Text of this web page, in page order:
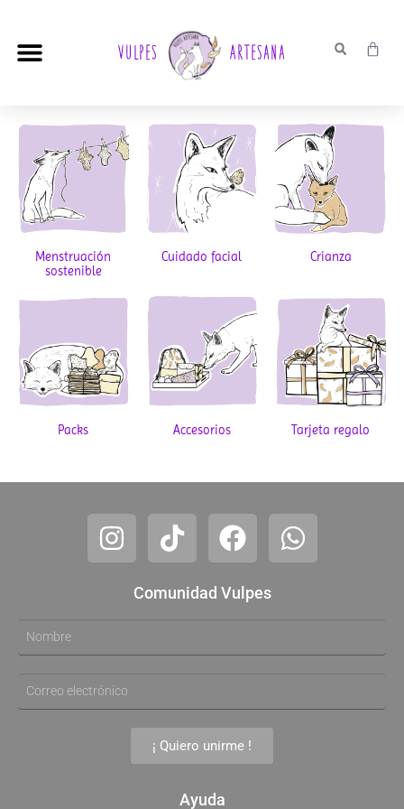
Vulpes Artesana
Menstruación
sostenible
Cuidado facial Crianza
Packs Accesorios Tarjeta regalo
Comunidad Vulpes
¡ Quiero unirme !
Ayuda